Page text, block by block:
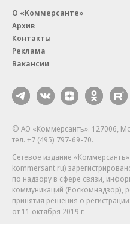
О «Коммерсанте»
Архив
Контакты
Реклама
Вакансии
© АО «Коммерсантъ». 127006,
тел. +7 (495) 797-69-70.
Сетевое издание
kommersant.ru)
по надзору в сфере связи,
коммуникаций (Роскомнадзор),
принятия решения о
от 11 октября 2019 г.